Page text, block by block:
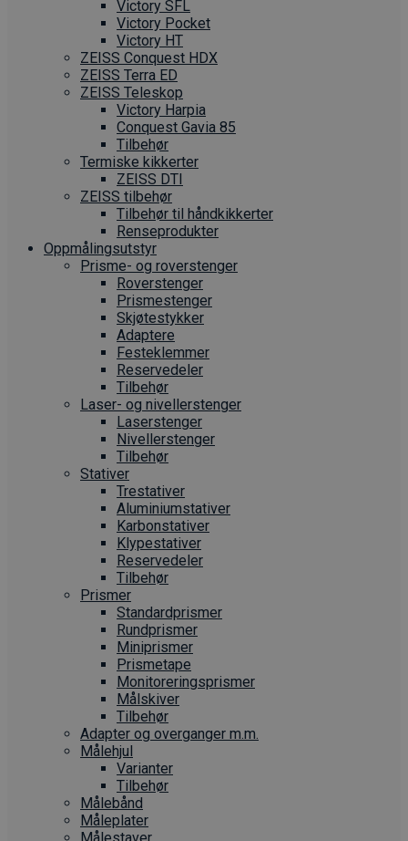
Victory SFL
Victory Pocket
Victory HT
ZEISS Conquest HDX
ZEISS Terra ED
ZEISS Teleskop
Victory Harpia
Conquest Gavia 85
Tilbehør
Termiske kikkerter
ZEISS DTI
ZEISS tilbehør
Tilbehør til håndkikkerter
Renseprodukter
Oppmålings­utstyr
Prisme- og roverstenger
Roverstenger
Prismestenger
Skjøtestykker
Adaptere
Festeklemmer
Reservedeler
Tilbehør
Laser- og nivellerstenger
Laserstenger
Nivellerstenger
Tilbehør
Stativer
Trestativer
Aluminiumstativer
Karbonstativer
Klypestativer
Reservedeler
Tilbehør
Prismer
Standardprismer
Rundprismer
Miniprismer
Prismetape
Monitoreringsprismer
Målskiver
Tilbehør
Adapter og overganger m.m.
Målehjul
Varianter
Tilbehør
Målebånd
Måleplater